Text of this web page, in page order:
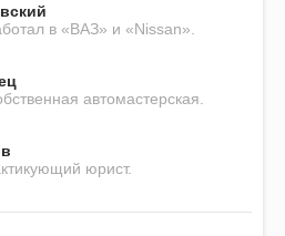
в «ВАЗ» и «Nissan».
автомастерская.
юрист.